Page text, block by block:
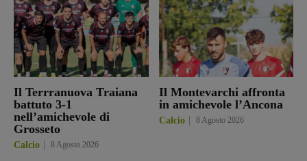
Il Terrranuova Traiana
battuto 3-1
nell’amichevole di
Grosseto
Calcio 8 Agosto 2026
Il Montevarchi affronta
in amichevole l’Ancona
Calcio 8 Agosto 2026